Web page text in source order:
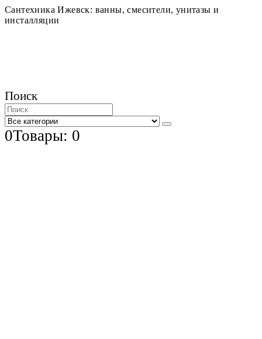
Сантехника Ижевск: ванны, смесители, унитазы и
инсталляции
Поиск
0Товары: 0